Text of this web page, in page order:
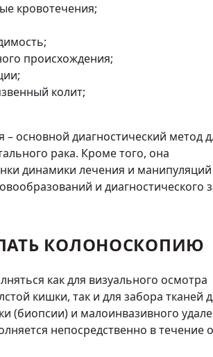
кровотечения;
происхождения;
колит;
– основной диагностический метод
рака. Кроме того, она
динамики лечения и
и диагностического
КОЛОНОСКОПИЮ
как для визуального осмотра
кишки, так и для забора тканей
(биопсии) и малоинвазивного
непосредственно в течение